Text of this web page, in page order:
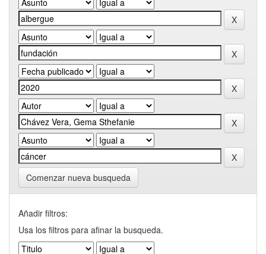
Comenzar nueva busqueda
Añadir filtros:
Usa los filtros para afinar la busqueda.